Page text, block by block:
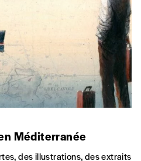
et à Bruxelles.
Rue Blaes 261, 1000
vous projette en 2029, sous
tout quitter… Direction la